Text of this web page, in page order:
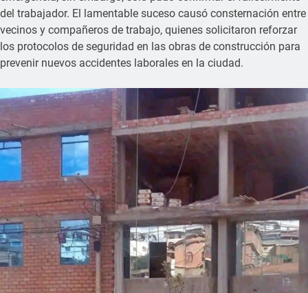
del trabajador. El lamentable suceso causó consternación entre
vecinos y compañeros de trabajo, quienes solicitaron reforzar
los protocolos de seguridad en las obras de construcción para
prevenir nuevos accidentes laborales en la ciudad.